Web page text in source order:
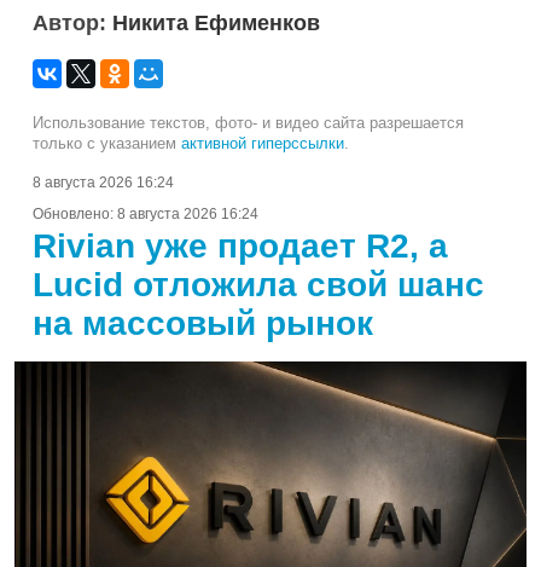
Автор: Никита Ефименков
Использование текстов, фото- и видео сайта разрешается
только с указанием активной гиперссылки
8 августа 2026 16:24
Обновлено: 8 августа 2026 16:24
Rivian уже продает R2, а
Lucid отложила свой шанс
на массовый рынок